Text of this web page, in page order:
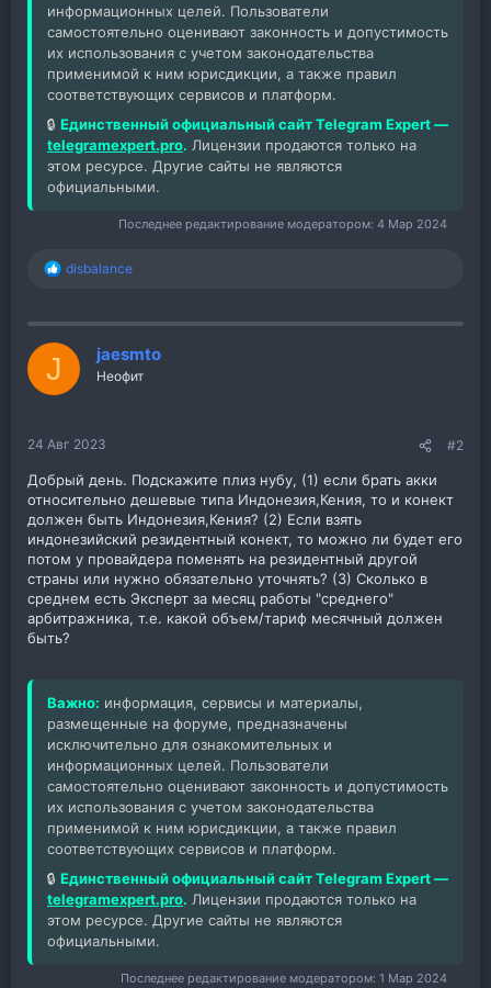
информационных целей. Пользователи
самостоятельно оценивают законность и допустимость
их использования с учетом законодательства
применимой к ним юрисдикции, а также правил
соответствующих сервисов и платформ.
🔒 Единственный официальный сайт Telegram Expert —
telegramexpert.pro. Лицензии продаются только на
этом ресурсе. Другие сайты не являются
официальными.
Последнее редактирование модератором: 4 Мар 2024
Р
к
ц
и
:
disbalance
J jaesmto
Неофит
24 Авг 2023 #2
Добрый день. Подскажите плиз нубу, (1) если брать акки
относительно дешевые типа Индонезия,Кения, то и конект
должен быть Индонезия,Кения? (2) Если взять
индонезийский резидентный конект, то можно ли будет его
потом у провайдера поменять на резидентный другой
страны или нужно обязательно уточнять? (3) Сколько в
среднем есть Эксперт за месяц работы "среднего"
арбитражника, т.е. какой объем/тариф месячный должен
быть?
Важно: информация, сервисы и материалы,
размещенные на форуме, предназначены
исключительно для ознакомительных и
информационных целей. Пользователи
самостоятельно оценивают законность и допустимость
их использования с учетом законодательства
применимой к ним юрисдикции, а также правил
соответствующих сервисов и платформ.
🔒 Единственный официальный сайт Telegram Expert —
telegramexpert.pro. Лицензии продаются только на
этом ресурсе. Другие сайты не являются
официальными.
Последнее редактирование модератором: 1 Мар 2024